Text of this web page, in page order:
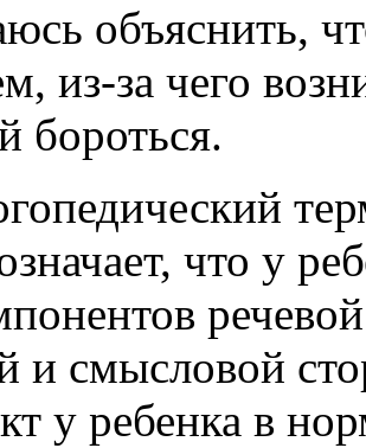
объяснить,
из-за чего
бороться.
что у
и смысловой
у ребенка в